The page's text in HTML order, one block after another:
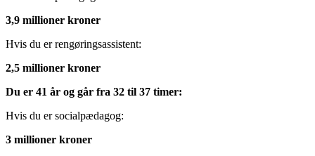
3,9 millioner kroner
Hvis du er rengøringsassistent:
2,5 millioner kroner
Du er 41 år og går fra 32 til 37 timer:
Hvis du er socialpædagog:
3 millioner kroner